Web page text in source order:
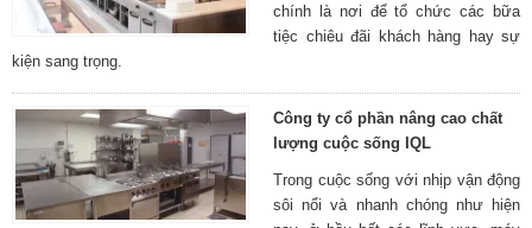
chính là nơi để tổ chức các bữa
tiệc chiêu đãi khách hàng hay sự
kiện sang trọng.
Công ty cổ phần nâng cao chất
lượng cuộc sống IQL
Trong cuộc sống với nhịp vận động
sôi nổi và nhanh chóng như hiện